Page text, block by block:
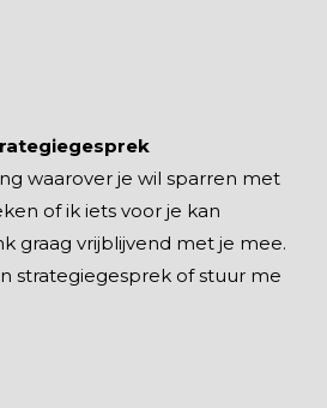
waarover je wil sparren met
of ik iets voor je kan
graag vrijblijvend met je mee.
strategiegesprek of stuur me